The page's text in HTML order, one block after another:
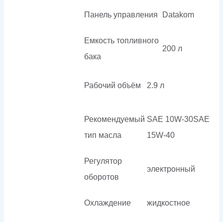
Панель управления Datakom
Емкость топливного
бака
200 л
Рабочий объём 2.9 л
Рекомендуемый
тип масла
SAE 10W-30SAE
15W-40
Регулятор
оборотов
электронный
Охлаждение жидкостное